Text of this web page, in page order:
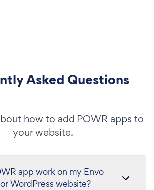
Asked Questions
how to add POWR apps to
your website.
app work on my Envo
WordPress website?